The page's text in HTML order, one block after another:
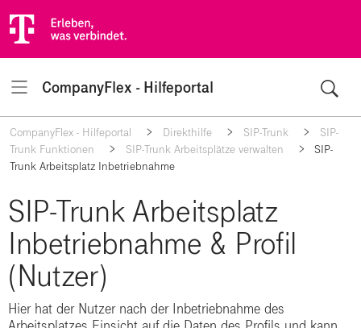
CompanyFlex - Hilfeportal
Navigation
CompanyFlex - Hilfeportal Direkthilfe SIP-Trunk
SIP-
Trunk Funktionen
SIP-Trunk Arbeitsplätze verwalten
SIP-
Trunk Arbeitsplatz Inbetriebnahme
SIP-Trunk Arbeitsplatz
Inbetriebnahme & Profil
(Nutzer)
Hier hat der Nutzer nach der Inbetriebnahme des